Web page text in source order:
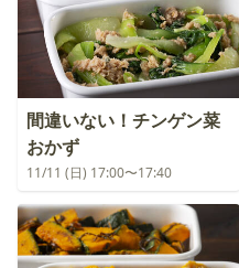
間違いない！チンゲン菜
おかず
11/11 (日) 17:00〜17:40